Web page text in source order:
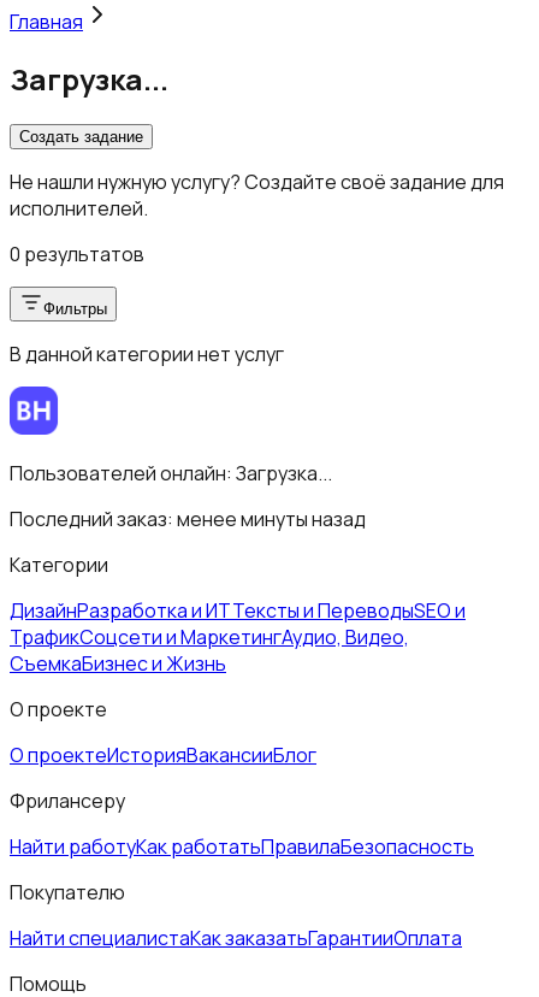
Главная
Загрузка...
Создать задание
Не нашли нужную услугу? Создайте своё задание для
исполнителей.
0 результатов
Фильтры
В данной категории нет услуг
Пользователей онлайн: Загрузка...
Последний заказ: менее минуты назад
Категории
ДизайнРазработка и ИТТексты и ПереводыSEO и
ТрафикСоцсети и МаркетингАудио, Видео,
СъемкаБизнес и Жизнь
О проекте
О проектеИсторияВакансииБлог
Фрилансеру
Найти работуКак работатьПравилаБезопасность
Покупателю
Найти специалистаКак заказатьГарантииОплата
Помощь